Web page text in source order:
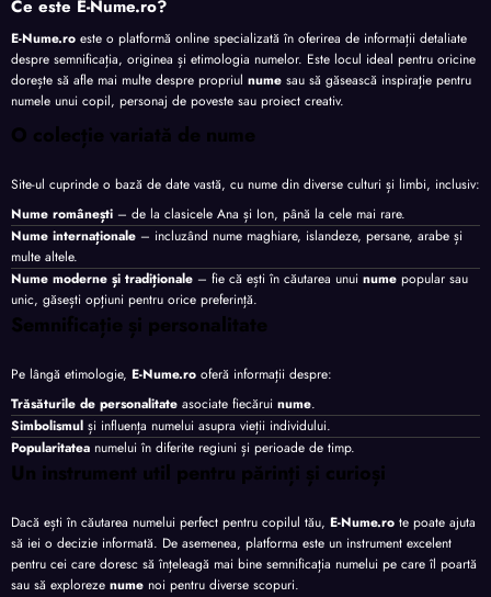
Ce este E-Nume.ro?
E-Nume.ro este o platformă online specializată în oferirea de informații detaliate
despre semnificația, originea și etimologia numelor. Este locul ideal pentru oricine
dorește să afle mai multe despre propriul nume sau să găsească inspirație pentru
numele unui copil, personaj de poveste sau proiect creativ.
O colecție variată de nume
Site-ul cuprinde o bază de date vastă, cu nume din diverse culturi și limbi, inclusiv:
Nume românești – de la clasicele Ana și Ion, până la cele mai rare.
Nume internaționale – incluzând nume maghiare, islandeze, persane, arabe și
multe altele.
Nume moderne și tradiționale – fie că ești în căutarea unui nume popular sau
unic, găsești opțiuni pentru orice preferință.
Semnificație și personalitate
Pe lângă etimologie, E-Nume.ro oferă informații despre:
Trăsăturile de personalitate asociate fiecărui nume.
Simbolismul și influența numelui asupra vieții individului.
Popularitatea numelui în diferite regiuni și perioade de timp.
Un instrument util pentru părinți și curioși
Dacă ești în căutarea numelui perfect pentru copilul tău, E-Nume.ro te poate ajuta
să iei o decizie informată. De asemenea, platforma este un instrument excelent
pentru cei care doresc să înțeleagă mai bine semnificația numelui pe care îl poartă
sau să exploreze nume noi pentru diverse scopuri.